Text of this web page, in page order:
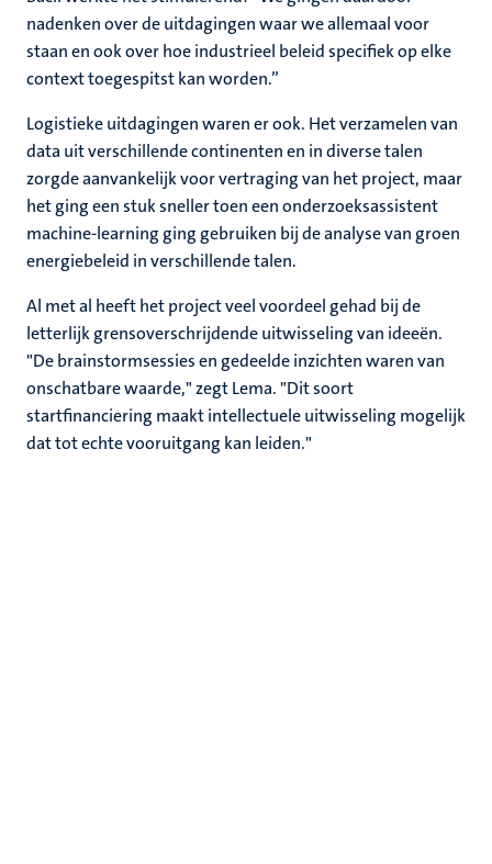
nadenken over de uitdagingen waar we allemaal voor
staan en ook over hoe industrieel beleid specifiek op elke
context toegespitst kan worden.”
Logistieke uitdagingen waren er ook. Het verzamelen van
data uit verschillende continenten en in diverse talen
zorgde aanvankelijk voor vertraging van het project, maar
het ging een stuk sneller toen een onderzoeksassistent
machine-learning ging gebruiken bij de analyse van groen
energiebeleid in verschillende talen.
Al met al heeft het project veel voordeel gehad bij de
letterlijk grensoverschrijdende uitwisseling van ideeën.
"De brainstormsessies en gedeelde inzichten waren van
onschatbare waarde," zegt Lema. "Dit soort
startfinanciering maakt intellectuele uitwisseling mogelijk
dat tot echte vooruitgang kan leiden."